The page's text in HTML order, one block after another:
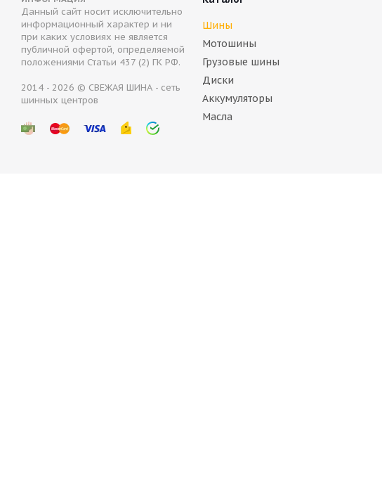
Bridgestone Blizzak LM001 Evo 205/55 R17 91H
Нет в наличии
15 610
Данный сайт носит исключительно
информационный характер и ни
при каких условиях не является
публичной офертой, определяемой
положениями Статьи 437 (2) ГК РФ.
2014 - 2026 © СВЕЖАЯ ШИНА - сеть
шинных центров
Шины
Мотошины
Грузовые шины
Диски
Аккумуляторы
Масла